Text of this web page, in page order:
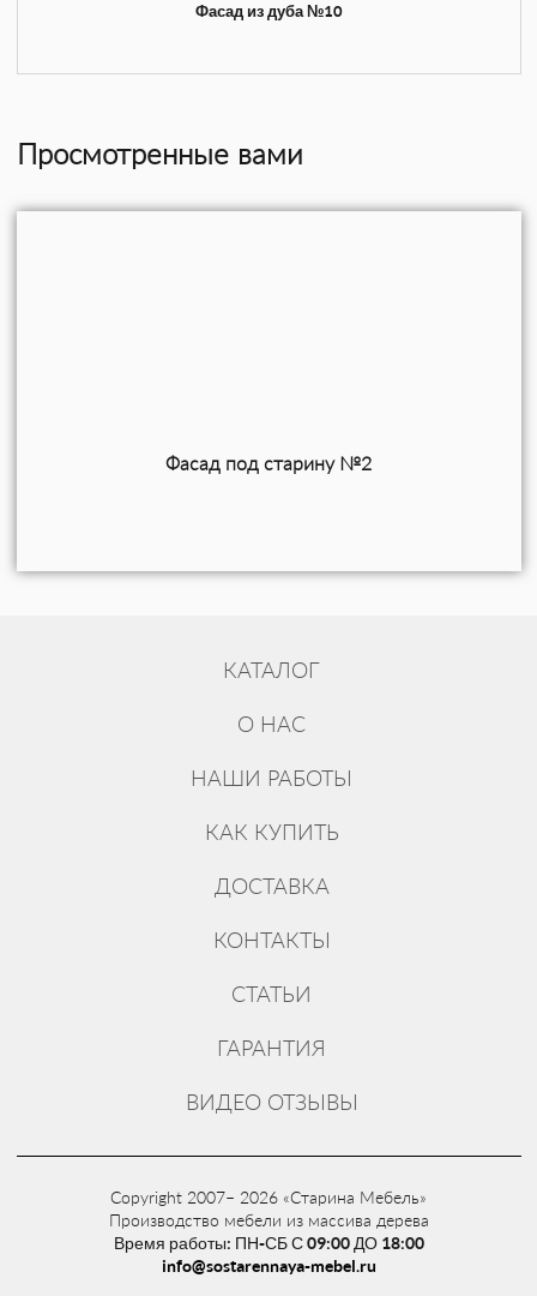
Фасад из дуба №10
Просмотренные вами
Фасад под старину №2
КАТАЛОГ
О НАС
НАШИ РАБОТЫ
КАК КУПИТЬ
ДОСТАВКА
КОНТАКТЫ
СТАТЬИ
ГАРАНТИЯ
ВИДЕО ОТЗЫВЫ
Copyright 2007– 2026 «Старина Мебель»
Производство мебели из массива дерева
Время работы: ПН-СБ С 09:00 ДО 18:00
info@sostarennaya-mebel.ru